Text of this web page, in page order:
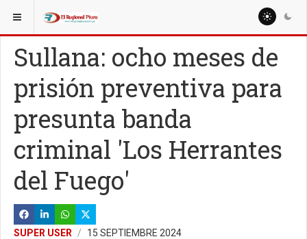
ESTÁ AQUÍ: LOCALES
Sullana: ocho meses de
prisión preventiva para
presunta banda
criminal 'Los Herrantes
del Fuego'
SUPER USER 15 SEPTIEMBRE 2024